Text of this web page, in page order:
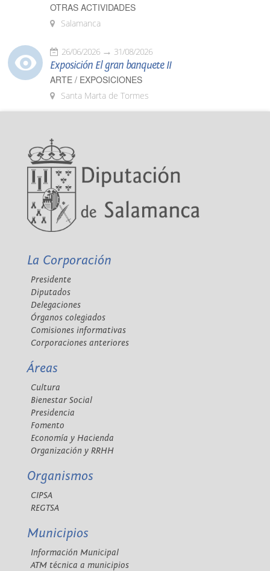
OTRAS ACTIVIDADES
Salamanca
26/06/2026 31/08/2026
Exposición El gran banquete II
ARTE / EXPOSICIONES
Santa Marta de Tormes
La Corporación
Presidente
Diputados
Delegaciones
Órganos colegiados
Comisiones informativas
Corporaciones anteriores
Áreas
Cultura
Bienestar Social
Presidencia
Fomento
Economía y Hacienda
Organización y RRHH
Organismos
CIPSA
REGTSA
Municipios
Información Municipal
ATM técnica a municipios